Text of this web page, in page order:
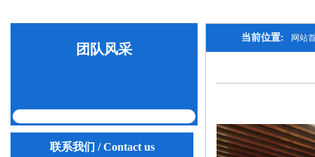
团队风采
联系我们 / Contact us
当前位置: 网站